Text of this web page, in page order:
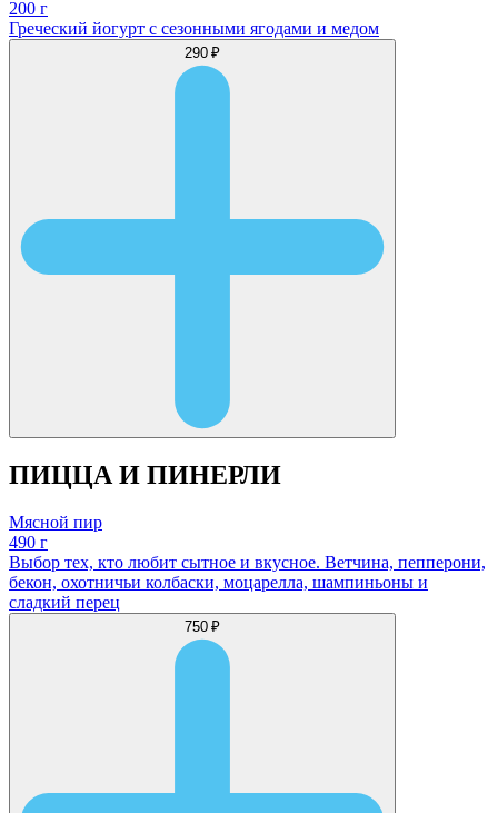
200 г
Греческий йогурт с сезонными ягодами и медом
290 ₽
ПИЦЦА И ПИНЕРЛИ
Мясной пир
490 г
Выбор тех, кто любит сытное и вкусное. Ветчина, пепперони,
бекон, охотничьи колбаски, моцарелла, шампиньоны и
сладкий перец
750 ₽